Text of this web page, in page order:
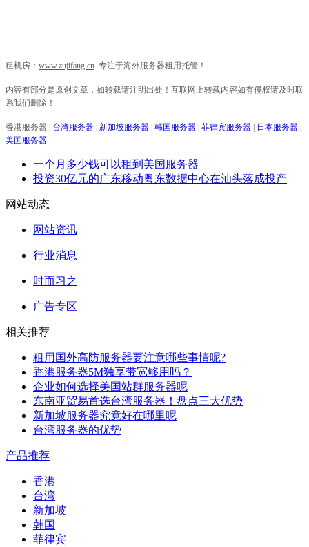
租机房： www.zujifang.cn 专注于海外服务器租用托管！
内容有部分是原创文章，如转载请注明出处！互联网上转载内容如有侵权请及时联
系我们删除！
香港服务器 台湾服务器 新加坡服务器 韩国服务器 菲律宾服务器 日本服务器
美国服务器
一个月多少钱可以租到美国服务器
投资30亿元的广东移动粤东数据中心在汕头落成投产
网站动态
网站资讯
行业消息
时而习之
广告专区
相关推荐
租用国外高防服务器要注意哪些事情呢?
香港服务器5M独享带宽够用吗？
企业如何选择美国站群服务器呢
东南亚贸易首选台湾服务器！盘点三大优势
新加坡服务器究竟好在哪里呢
台湾服务器的优势
产品推荐
香港
台湾
新加坡
韩国
菲律宾